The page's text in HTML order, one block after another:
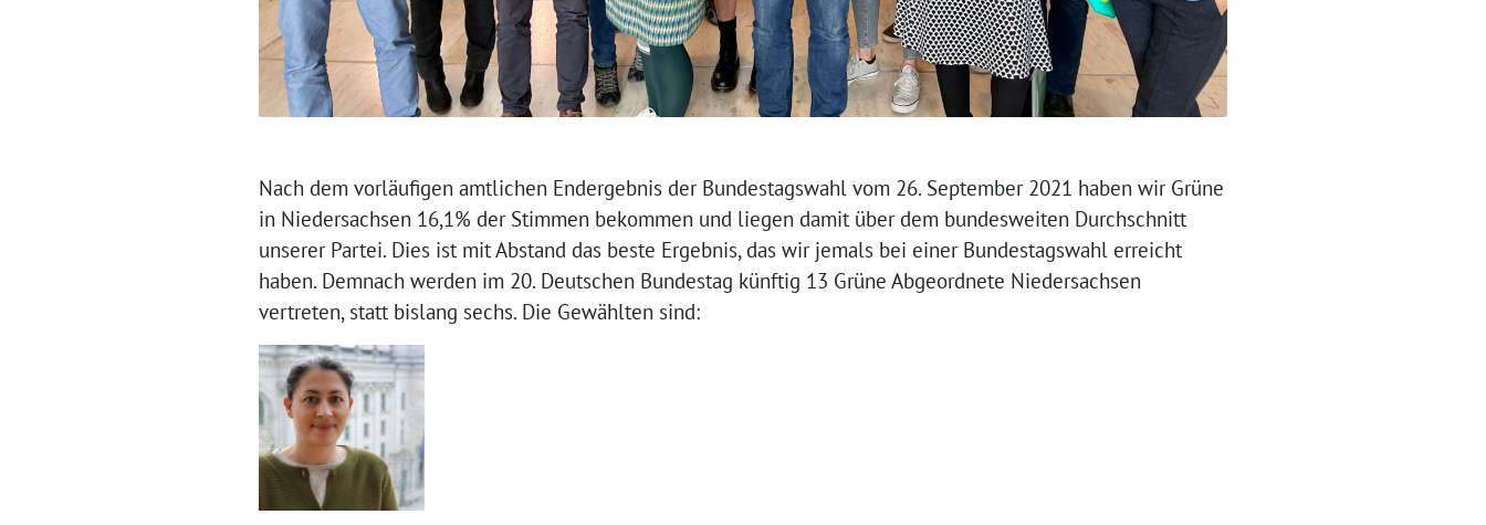
Nach dem vorläufigen amtlichen Endergebnis der Bundestagswahl vom 26. September 2021 haben wir Grüne
in Niedersachsen 16,1% der Stimmen bekommen und liegen damit über dem bundesweiten Durchschnitt
unserer Partei. Dies ist mit Abstand das beste Ergebnis, das wir jemals bei einer Bundestagswahl erreicht
haben. Demnach werden im 20. Deutschen Bundestag künftig 13 Grüne Abgeordnete Niedersachsen
vertreten, statt bislang sechs. Die Gewählten sind: